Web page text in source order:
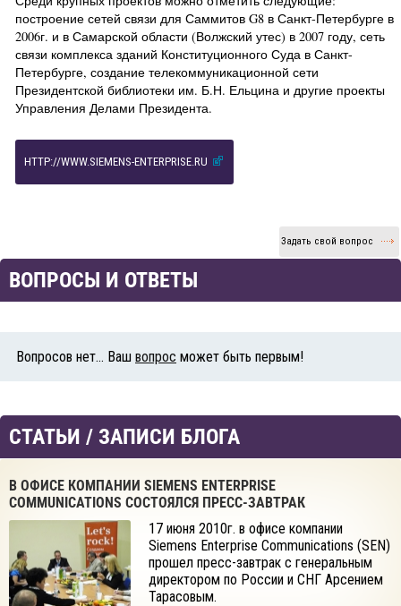
построение сетей связи для Саммитов G8 в Санкт-Петербурге в
2006г. и в Самарской области (Волжский утес) в 2007 году, сеть
связи комплекса зданий Конституционного Суда в Санкт-
Петербурге, создание телекоммуникационной сети
Президентской библиотеки им. Б.Н. Ельцина и другие проекты
Управления Делами Президента.
HTTP://WWW.SIEMENS-ENTERPRISE.RU
Задать свой вопрос
ВОПРОСЫ И ОТВЕТЫ
Вопросов нет... Ваш вопрос может быть первым!
СТАТЬИ / ЗАПИСИ БЛОГА
В ОФИСЕ КОМПАНИИ SIEMENS ENTERPRISE
COMMUNICATIONS СОСТОЯЛСЯ ПРЕСС-ЗАВТРАК
17 июня 2010г. в офисе компании
Siemens Enterprise Communications (SEN)
прошел пресс-завтрак с генеральным
директором по России и СНГ Арсением
Тарасовым.